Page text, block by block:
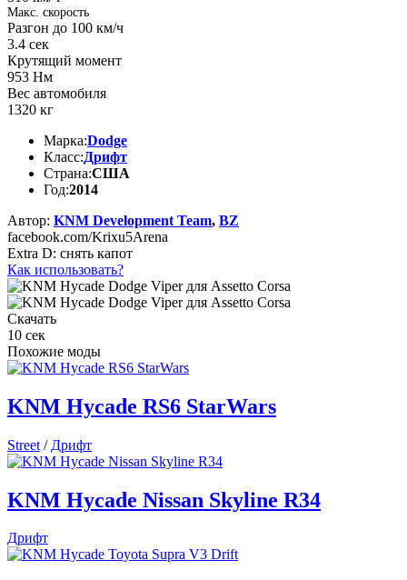
Макс. скорость
Разгон до 100 км/ч
3.4 сек
Крутящий момент
953 Нм
Вес автомобиля
1320 кг
Марка:Dodge
Класс:Дрифт
Страна:США
Год:2014
Автор: KNM Development Team, BZ
facebook.com/Krixu5Arena
Extra D: снять капот
Как использовать?
Скачать
10 сек
Похожие моды
KNM Hycade RS6 StarWars
Street / Дрифт
KNM Hycade Nissan Skyline R34
Дрифт